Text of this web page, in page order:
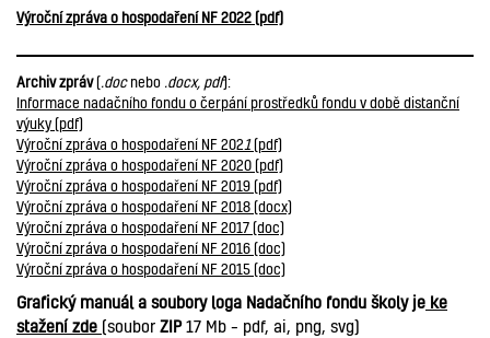
Výroční zpráva o hospodaření NF 2022 (pdf)
Archiv zpráv(.docnebo .docx, pdf):
Informace nadačního fondu o čerpání prostředků fondu v době distanční
výuky (pdf)
Výroční zpráva o hospodaření NF 2021(pdf)
Výroční zpráva o hospodaření NF 2020 (pdf)
Výroční zpráva o hospodaření NF 2019 (pdf)
Výroční zpráva o hospodaření NF 2018 (docx)
Výroční zpráva o hospodaření NF 2017 (doc)
Výroční zpráva o hospodaření NF 2016 (doc)
Výroční zpráva o hospodaření NF 2015 (doc)
Grafický manuál a soubory loga Nadačního fondu školy je ke
stažení zde (soubor ZIP17 Mb – pdf, ai, png, svg)